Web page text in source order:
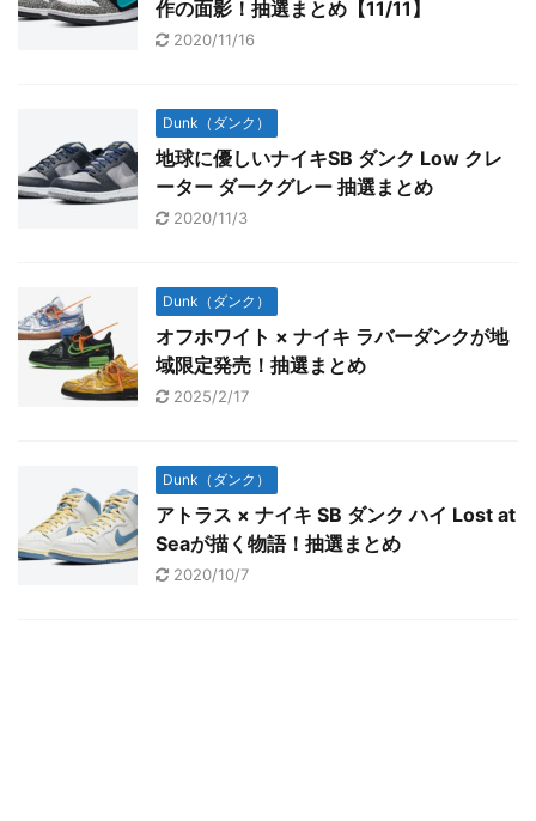
作の面影！抽選まとめ【11/11】
2020/11/16
Dunk（ダンク）
地球に優しいナイキSB ダンク Low クレ
ーター ダークグレー 抽選まとめ
2020/11/3
Dunk（ダンク）
オフホワイト × ナイキ ラバーダンクが地
域限定発売！抽選まとめ
2025/2/17
Dunk（ダンク）
アトラス × ナイキ SB ダンク ハイ Lost at
Seaが描く物語！抽選まとめ
2020/10/7